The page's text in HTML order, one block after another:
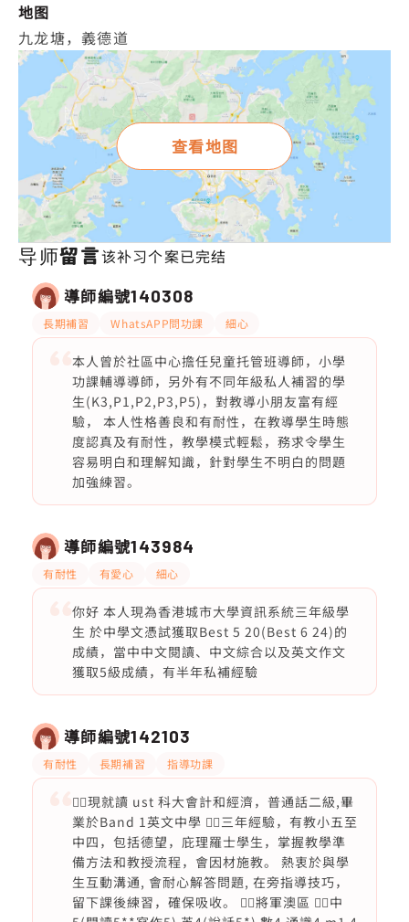
地图
九龙塘，義德道
查看地图
导师留言该补习个案已完结
導師編號140308
長期補習 WhatsAPP問功課 細心
本人曾於社區中心擔任兒童托管班導師，小學
功課輔導導師，另外有不同年級私人補習的學
生(K3,P1,P2,P3,P5)，對教導小朋友富有經
驗， 本人性格善良和有耐性，在教導學生時態
度認真及有耐性，教學模式輕鬆，務求令學生
容易明白和理解知識，針對學生不明白的問題
加強練習。
導師編號143984
有耐性 有愛心 細心
你好 本人現為香港城市大學資訊系統三年級學
生 於中學文憑試獲取Best 5 20(Best 6 24)的
成績，當中中文閱讀、中文綜合以及英文作文
獲取5級成績，有半年私補經驗
導師編號142103
有耐性 長期補習 指導功課
🙆‍♀️現就讀 ust 科大會計和經濟，普通話二級,畢
業於Band 1英文中學 🙆‍♀️三年經驗，有教小五至
中四，包括德望，庇理羅士學生，掌握教學準
備方法和教授流程，會因材施教。 熱衷於與學
生互動溝通, 會耐心解答問題, 在旁指導技巧，
留下課後練習，確保吸收。 🙆‍♀️將軍澳區 🙆‍♀️中